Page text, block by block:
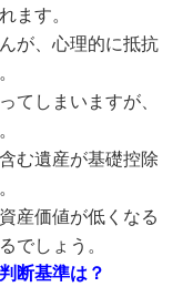
ます。
が、心理的に抵抗
てしまいますが、
む遺産が基礎控除
産価値が低くなる
でしょう。
断基準は？